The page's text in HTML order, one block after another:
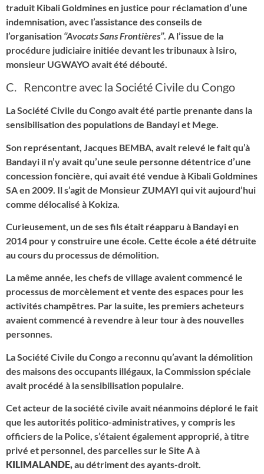
traduit Kibali Goldmines en justice pour réclamation d’une
indemnisation, avec l’assistance des conseils de
l’organisation ‘’Avocats Sans Frontières’’. A l’issue de la
procédure judiciaire initiée devant les tribunaux à Isiro,
monsieur UGWAYO avait été débouté.
C. Rencontre avec la Société Civile du Congo
La Société Civile du Congo avait été partie prenante dans la
sensibilisation des populations de Bandayi et Mege.
Son représentant, Jacques BEMBA, avait relevé le fait qu’à
Bandayi il n’y avait qu’une seule personne détentrice d’une
concession foncière, qui avait été vendue à Kibali Goldmines
SA en 2009. Il s’agit de Monsieur ZUMAYI qui vit aujourd’hui
comme délocalisé à Kokiza.
Curieusement, un de ses fils était réapparu à Bandayi en
2014 pour y construire une école. Cette école a été détruite
au cours du processus de démolition.
La même année, les chefs de village avaient commencé le
processus de morcèlement et vente des espaces pour les
activités champêtres. Par la suite, les premiers acheteurs
avaient commencé à revendre à leur tour à des nouvelles
personnes.
La Société Civile du Congo a reconnu qu’avant la démolition
des maisons des occupants illégaux, la Commission spéciale
avait procédé à la sensibilisation populaire.
Cet acteur de la société civile avait néanmoins déploré le fait
que les autorités politico-administratives, y compris les
officiers de la Police, s’étaient également approprié, à titre
privé et personnel, des parcelles sur le Site A à
KILIMALANDE,au détriment des ayants-droit.